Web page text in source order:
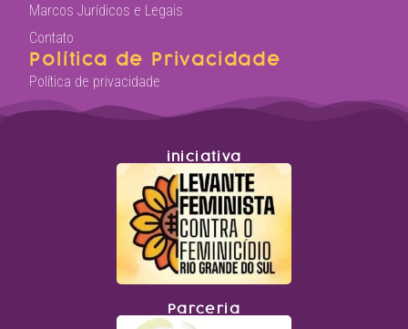
Marcos Jurídicos e Legais
Contato
Política de Privacidade
Política de privacidade
iniciativa
Parceria